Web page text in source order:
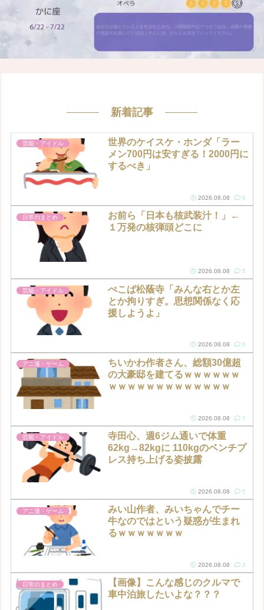
新着記事
芸能・アイドル
世界のケイスケ・ホンダ「ラー
メン700円は安すぎる！2000円に
するべき」
2026.08.08 0
日常のまとめ
お前ら「日本も核武装汁！」←
１万発の核弾頭どこに
2026.08.08 5
芸能・アイドル
ぺこぱ松蔭寺「みんな右とか左
とか拘りすぎ。思想関係なく応
援しようよ」
2026.08.08 0
アニ漫・ゲーム
ちいかわ作者さん、総額30億超
の大豪邸を建てるｗｗｗｗｗｗ
ｗｗｗｗｗｗｗｗｗｗｗｗｗ
2026.08.08 7
芸能・アイドル
寺田心、週6ジム通いで体重
62kg→82kgに 110kgのベンチプ
レス持ち上げる姿披露
2026.08.08 5
アニ漫・ゲーム
みい山作者、みいちゃんでチー
牛なのではという疑惑が生まれ
るｗｗｗｗｗｗｗ
2026.08.08 2
日常のまとめ
【画像】こんな感じのクルマで
車中泊旅したいよな？？？